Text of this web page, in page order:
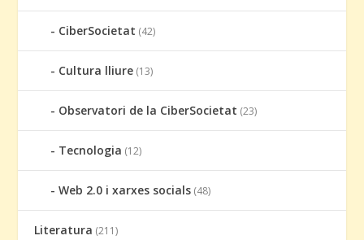
CiberSocietat (42)
Cultura lliure (13)
Observatori de la CiberSocietat (23)
Tecnologia (12)
Web 2.0 i xarxes socials (48)
Literatura (211)